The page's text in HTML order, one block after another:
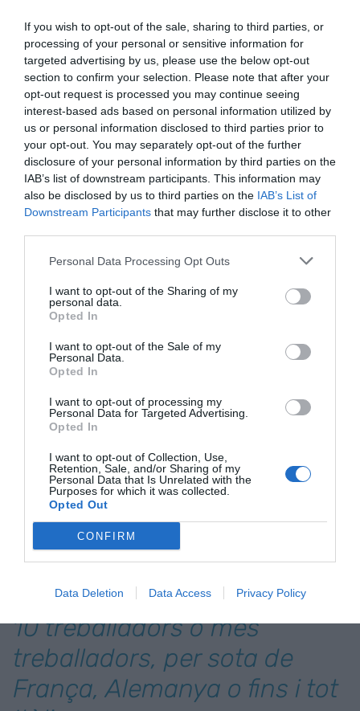
If you wish to opt-out of the sale, sharing to third parties, or
processing of your personal or sensitive information for
targeted advertising by us, please use the below opt-out
section to confirm your selection. Please note that after your
opt-out request is processed you may continue seeing
interest-based ads based on personal information utilized by
us or personal information disclosed to third parties prior to
your opt-out. You may separately opt-out of the further
disclosure of your personal information by third parties on the
IAB’s list of downstream participants. This information may
also be disclosed by us to third parties on the IAB’s List of
Downstream Participants that may further disclose it to other
Personal Data Processing Opt Outs
I want to opt-out of the Sharing of my
personal data.
Opted In
I want to opt-out of the Sale of my
Personal Data.
Opted In
I want to opt-out of processing my
Personal Data for Targeted Advertising.
Opted In
I want to opt-out of Collection, Use,
Retention, Sale, and/or Sharing of my
Personal Data that Is Unrelated with the
Purposes for which it was collected.
Opted Out
CONFIRM
Data Deletion Data Access Privacy Policy
notícies, però insuficients.
La indústria aguanta, però
necessita guanyar
dimensió
En un context europeu marcat per la crisi
industrial, la indústria catalana ha resistit molt
mentre que el de la UE ha caigut un 1,7% en el
mateix període. També les exportacions de béns
es mantenen fortes, amb una taxa de cobertura
per tercer any consecutiu.
Aquesta resistència s’explica per una major
especialització en sectors de més valor afegit que
aposten per la innovació, i una certa
reindustrialització en marxa. De fet, la despesa en
R+D empresarial ha crescut un extraordinari 60%
acumulat els darreres tres anys.
Només un 11,5% de les
empreses catalanes tenen
10 treballadors o més
treballadors, per sota de
França, Alemanya o fins i tot